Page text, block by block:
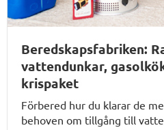
Beredskapsfabriken:
vattendunkar,
krispaket
Förbered hur du klarar de
behoven om tillgång till